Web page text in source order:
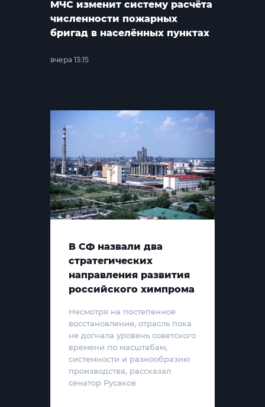
МЧС изменит систему расчёта
численности пожарных
бригад в населённых пунктах
вчера 13:15
В СФ назвали два
стратегических
направления развития
российского химпрома
Несмотря на постепенное
восстановление, отрасль пока
не догнала уровень советского
времени по масштабам,
системности и разнообразию
производства, рассказал
сенатор Русаков